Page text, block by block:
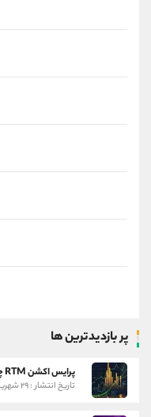
پر بازدیدترین ها
پرایس اکشن RTM چیست؟
تاریخ انتشار : ۲۹ شهریور ۱۴۰۰